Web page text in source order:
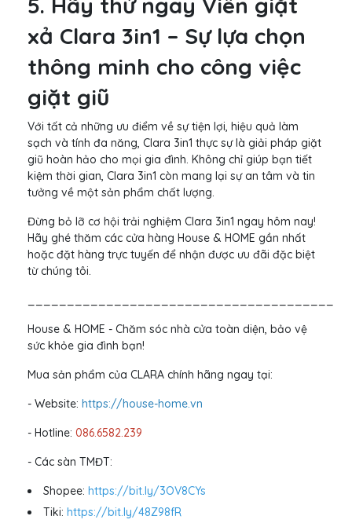
xả Clara 3in1 – Sự lựa chọn
thông minh cho công việc
giặt giũ
Với tất cả những ưu điểm về sự tiện lợi, hiệu quả làm
sạch và tính đa năng, Clara 3in1 thực sự là giải pháp giặt
giũ hoàn hảo cho mọi gia đình. Không chỉ giúp bạn tiết
kiệm thời gian, Clara 3in1 còn mang lại sự an tâm và tin
tưởng về một sản phẩm chất lượng.
Đừng bỏ lỡ cơ hội trải nghiệm Clara 3in1 ngay hôm nay!
Hãy ghé thăm các cửa hàng House & HOME gần nhất
hoặc đặt hàng trực tuyến để nhận được ưu đãi đặc biệt
từ chúng tôi.
House & HOME - Chăm sóc nhà cửa toàn diện, bảo vệ
sức khỏe gia đình bạn!
Mua sản phẩm của CLARA chính hãng ngay tại:
- Website: https://house-home.vn
- Hotline: 086.6582.239
- Các sàn TMĐT:
Shopee: https://bit.ly/3OV8CYs
Tiki: https://bit.ly/48Z98fR